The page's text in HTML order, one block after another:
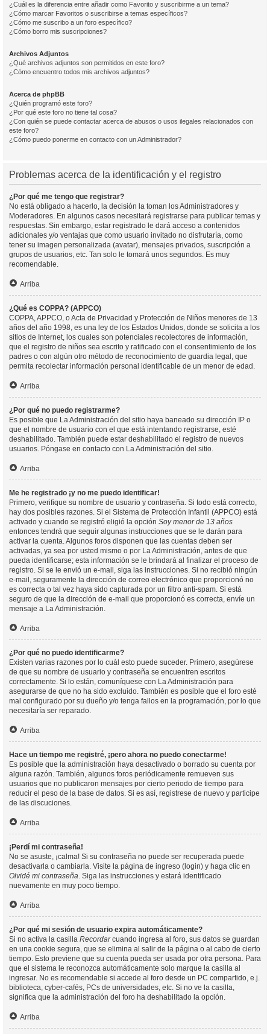
¿Cuál es la diferencia entre añadir como Favorito y suscribirme a un tema?
¿Cómo marcar Favoritos o suscribirse a temas específicos?
¿Cómo me suscribo a un foro específico?
¿Cómo borro mis suscripciones?
Archivos Adjuntos
¿Qué archivos adjuntos son permitidos en este foro?
¿Cómo encuentro todos mis archivos adjuntos?
Acerca de phpBB
¿Quién programó este foro?
¿Por qué este foro no tiene tal cosa?
¿Con quién se puede contactar acerca de abusos o usos ilegales relacionados con
este foro?
¿Cómo puedo ponerme en contacto con un Administrador?
Problemas acerca de la identificación y el registro
¿Por qué me tengo que registrar?
No está obligado a hacerlo, la decisión la toman los Administradores y
Moderadores. En algunos casos necesitará registrarse para publicar temas y
respuestas. Sin embargo, estar registrado le dará acceso a contenidos
adicionales y/o ventajas que como usuario invitado no disfrutaría, como
tener su imagen personalizada (avatar), mensajes privados, suscripción a
grupos de usuarios, etc. Tan solo le tomará unos segundos. Es muy
recomendable.
Arriba
¿Qué es COPPA? (APPCO)
COPPA, APPCO, o Acta de Privacidad y Protección de Niños menores de 13
años del año 1998, es una ley de los Estados Unidos, donde se solicita a los
sitios de Internet, los cuales son potenciales recolectores de información,
que el registro de niños sea escrito y ratificado con el consentimiento de los
padres o con algún otro método de reconocimiento de guardia legal, que
permita recolectar información personal identificable de un menor de edad.
Arriba
¿Por qué no puedo registrarme?
Es posible que La Administración del sitio haya baneado su dirección IP o
que el nombre de usuario con el que está intentando registrarse, esté
deshabilitado. También puede estar deshabilitado el registro de nuevos
usuarios. Póngase en contacto con La Administración del sitio.
Arriba
Me he registrado ¡y no me puedo identificar!
Primero, verifique su nombre de usuario y contraseña. Si todo está correcto,
hay dos posibles razones. Si el Sistema de Protección Infantil (APPCO) está
activado y cuando se registró eligió la opción Soy menor de 13 años
entonces tendrá que seguir algunas instrucciones que se le darán para
activar la cuenta. Algunos foros disponen que las cuentas deben ser
activadas, ya sea por usted mismo o por La Administración, antes de que
pueda identificarse; esta información se le brindará al finalizar el proceso de
registro. Si se le envió un e-mail, siga las instrucciones. Si no recibió ningún
e-mail, seguramente la dirección de correo electrónico que proporcionó no
es correcta o tal vez haya sido capturada por un filtro anti-spam. Si está
seguro de que la dirección de e-mail que proporcionó es correcta, envíe un
mensaje a La Administración.
Arriba
¿Por qué no puedo identificarme?
Existen varias razones por lo cuál esto puede suceder. Primero, asegúrese
de que su nombre de usuario y contraseña se encuentren escritos
correctamente. Si lo están, comuníquese con La Administración para
asegurarse de que no ha sido excluido. También es posible que el foro esté
mal configurado por su dueño y/o tenga fallos en la programación, por lo que
necesitaría ser reparado.
Arriba
Hace un tiempo me registré, ¡pero ahora no puedo conectarme!
Es posible que la administración haya desactivado o borrado su cuenta por
alguna razón. También, algunos foros periódicamente remueven sus
usuarios que no publicaron mensajes por cierto periodo de tiempo para
reducir el peso de la base de datos. Si es así, registrese de nuevo y participe
de las discuciones.
Arriba
¡Perdí mi contraseña!
No se asuste, ¡calma! Si su contraseña no puede ser recuperada puede
desactivarla o cambiarla. Visite la página de ingreso (login) y haga clic en
Olvidé mi contraseña. Siga las instrucciones y estará identificado
nuevamente en muy poco tiempo.
Arriba
¿Por qué mi sesión de usuario expira automáticamente?
Si no activa la casilla Recordarcuando ingresa al foro, sus datos se guardan
en una cookie segura, que se elimina al salir de la página o al cabo de cierto
tiempo. Esto previene que su cuenta pueda ser usada por otra persona. Para
que el sistema le reconozca automáticamente solo marque la casilla al
ingresar. No es recomendable si accede al foro desde un PC compartido, e.j.
biblioteca, cyber-cafés, PCs de universidades, etc. Si no ve la casilla,
significa que la administración del foro ha deshabilitado la opción.
Arriba